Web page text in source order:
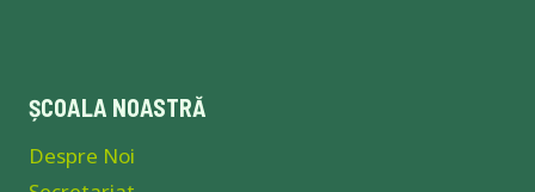
ȘCOALA NOASTRĂ
Despre Noi